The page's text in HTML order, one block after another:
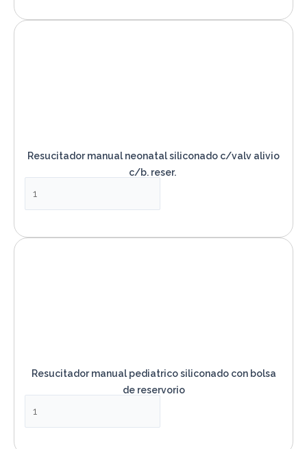
Resucitador manual neonatal siliconado c/valv alivio
c/b. reser.
Resucitador manual pediatrico siliconado con bolsa
de reservorio